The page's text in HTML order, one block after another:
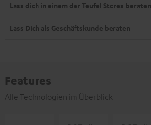
Lass dich in einem der Teufel Stores beraten
Lass Dich als Geschäftskunde beraten
Features
Alle Technologien im Überblick